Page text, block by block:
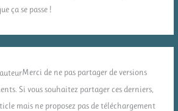
ça se passe !
Merci de ne pas partager de versions
Si vous souhaitez partager ces derniers,
mais ne proposez pas de téléchargement